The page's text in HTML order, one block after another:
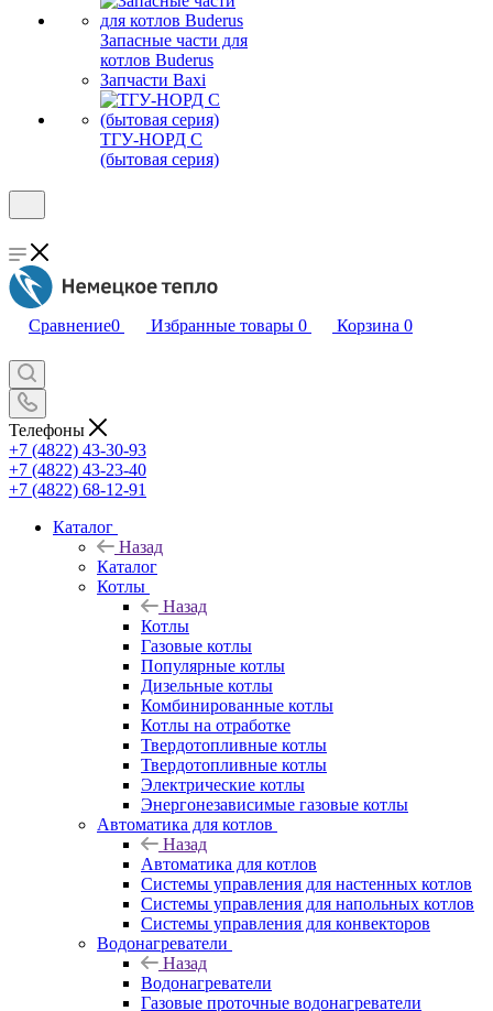
Запасные части для
котлов Buderus
Запчасти Baxi
ТГУ-НОРД С
(бытовая серия)
Сравнение0 Избранные товары 0 Корзина 0
Телефоны
+7 (4822) 43-30-93
+7 (4822) 43-23-40
+7 (4822) 68-12-91
Каталог
Назад
Каталог
Котлы
Назад
Котлы
Газовые котлы
Популярные котлы
Дизельные котлы
Комбинированные котлы
Котлы на отработке
Твердотопливные котлы
Твердотопливные котлы
Электрические котлы
Энергонезависимые газовые котлы
Автоматика для котлов
Назад
Автоматика для котлов
Системы управления для настенных котлов
Системы управления для напольных котлов
Системы управления для конвекторов
Водонагреватели
Назад
Водонагреватели
Газовые проточные водонагреватели